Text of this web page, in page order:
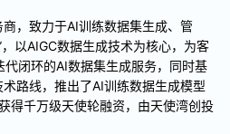
，致力于AI训练数据集生成、管
以AIGC数据生成技术为核心，为客
闭环的AI数据集生成服务，同时基
路线，推出了AI训练数据生成模型
得千万级天使轮融资，由天使湾创投